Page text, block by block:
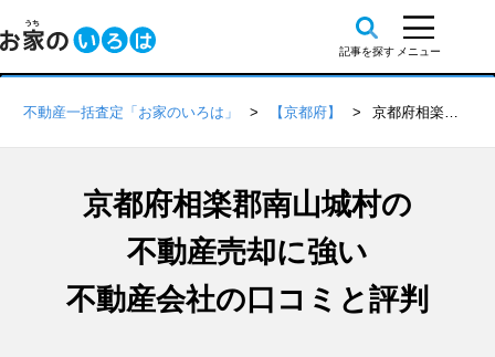
不動産一括査定「お家のいろは」 【京都府】 京都府相楽郡南山城村の不動産会社 口コミ・評判一覧
京都府相楽郡南山城村の
不動産売却に強い
不動産会社の口コミと評判